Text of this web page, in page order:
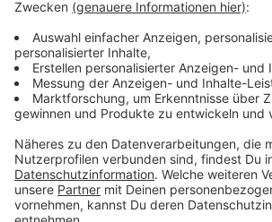
Lifestyle oder unsere neuesten
informieren dich.
Zum Newsletter
Du möchtest uns etwas